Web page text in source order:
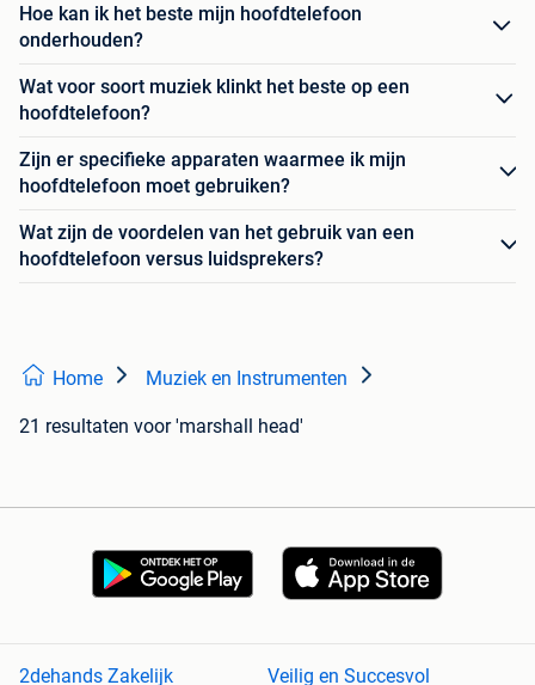
Hoe kan ik het beste mijn hoofdtelefoon
onderhouden?
Wat voor soort muziek klinkt het beste op een
hoofdtelefoon?
Zijn er specifieke apparaten waarmee ik mijn
hoofdtelefoon moet gebruiken?
Wat zijn de voordelen van het gebruik van een
hoofdtelefoon versus luidsprekers?
Home Muziek en Instrumenten
21 resultaten voor 'marshall head'
2dehands Zakelijk Veilig en Succesvol